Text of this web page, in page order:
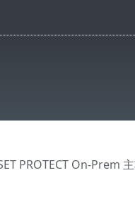
PROTECT On-Prem